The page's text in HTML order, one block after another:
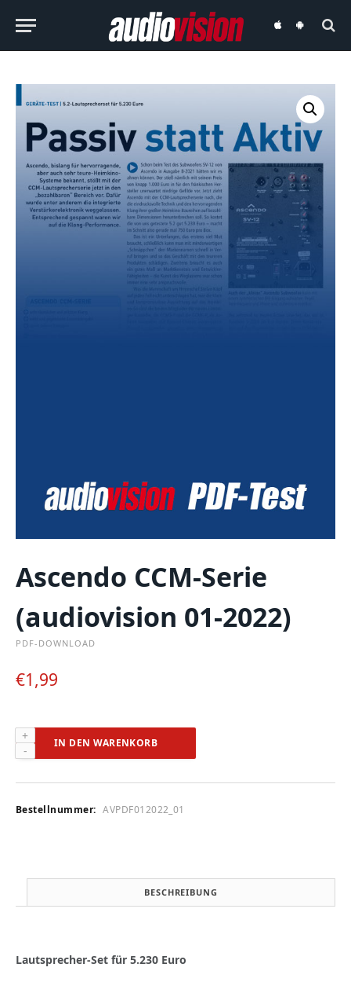
audiovisionaudiovision
Ascendo CCM-Serie
(audiovision 01-2022)
PDF-DOWNLOAD
€1,99
Ascendo
CCM-
(audiovision
2022)
IN DEN WARENKORB
Bestellnummer: AVPDF012022_01
BESCHREIBUNG
Lautsprecher-Set für 5.230 Euro